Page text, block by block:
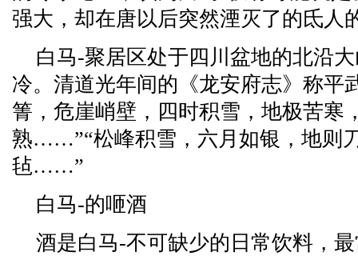
强大，却在唐以后突然湮灭了的氐人
白马-聚居区处于四川盆地的北沿
冷。清道光年间的《龙安府志》称平
箐，危崖峭壁，四时积雪，地极苦寒
熟……”“松峰积雪，六月如银，地则
毡……”
白马-的咂酒
酒是白马-不可缺少的日常饮料，